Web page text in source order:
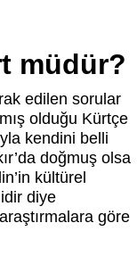
müdür?
edilen sorular
olduğu Kürtçe
kendini belli
doğmuş olsa
kültürel
diye
göre